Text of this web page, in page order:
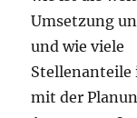
Umsetzung
und wie viele
Stellenanteile
mit der